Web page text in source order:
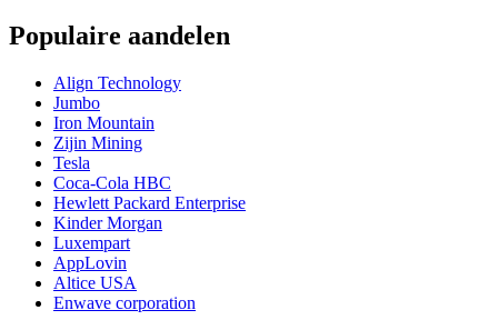
Populaire aandelen
Align Technology
Jumbo
Iron Mountain
Zijin Mining
Tesla
Coca-Cola HBC
Hewlett Packard Enterprise
Kinder Morgan
Luxempart
AppLovin
Altice USA
Enwave corporation